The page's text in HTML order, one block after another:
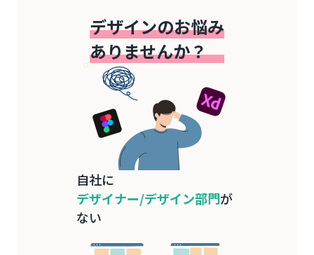
デザインのお悩み
ありませんか？
自社に
デザイナー/デザイン部門が
ない